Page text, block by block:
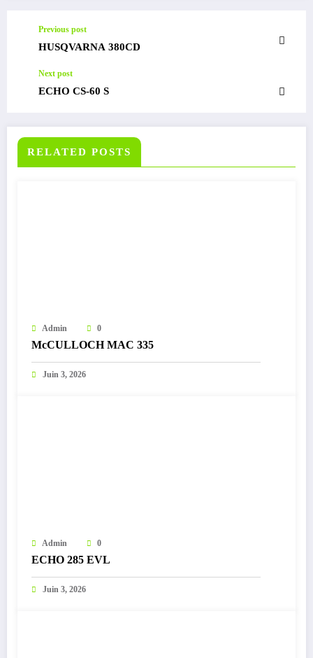
Previous post
HUSQVARNA 380CD
Next post
ECHO CS-60 S
RELATED POSTS
Admin 0
McCULLOCH MAC 335
Juin 3, 2026
Admin 0
ECHO 285 EVL
Juin 3, 2026